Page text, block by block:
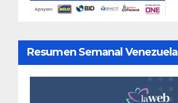
Resumen Semanal Venezuela